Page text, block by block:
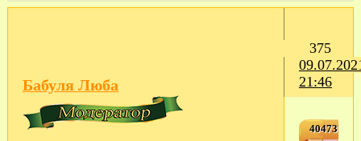
375
21:46
Бабуля Люба